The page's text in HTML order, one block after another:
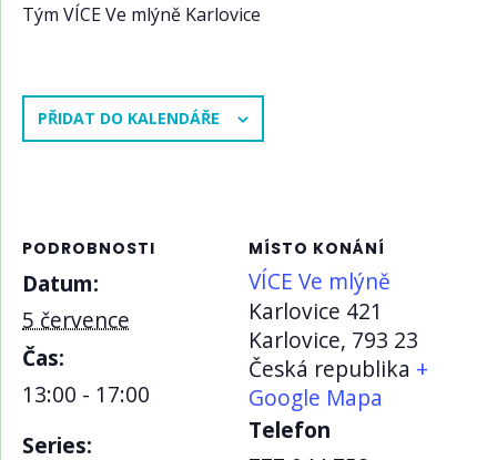
Tým VÍCE Ve mlýně Karlovice
PŘIDAT DO KALENDÁŘE
PODROBNOSTI
Datum:
5 července
Čas:
13:00 - 17:00
Series:
MÍSTO KONÁNÍ
VÍCE Ve mlýně
Karlovice 421
Karlovice, 793 23
Česká republika +
Google Mapa
Telefon